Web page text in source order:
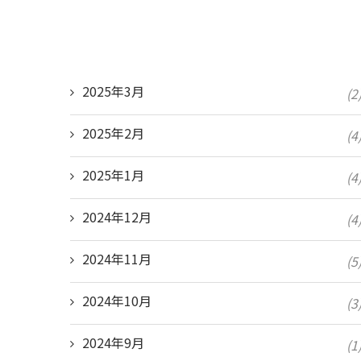
2025年3月 (2)
2025年2月 (4)
2025年1月 (4)
2024年12月 (4)
2024年11月 (5)
2024年10月 (3)
2024年9月 (1)